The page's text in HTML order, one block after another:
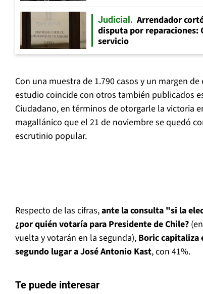
Judicial
Arrendador
disputa por reparaciones:
servicio
Con una muestra de 1.790 casos y un margen
estudio coincide con otros también publicados
Ciudadano, en términos de otorgarle la victoria
magallánico que el 21 de noviembre se quedó
escrutinio popular.
Respecto de las cifras,ante la consulta "si la
¿por quién votaría para Presidente de Chile?
vuelta y votarán en la segunda), Boric capitaliza
segundo lugar a José Antonio Kast, con 41%.
Te puede interesar